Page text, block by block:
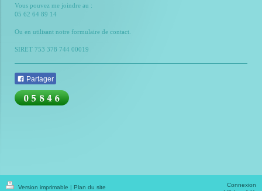
Vous pouvez me joindre au :
05 62 64 89 14
Ou en utilisant notre formulaire de contact.
SIRET 753 378 744 00019
Partager
Version imprimable | Plan du site
Connexion